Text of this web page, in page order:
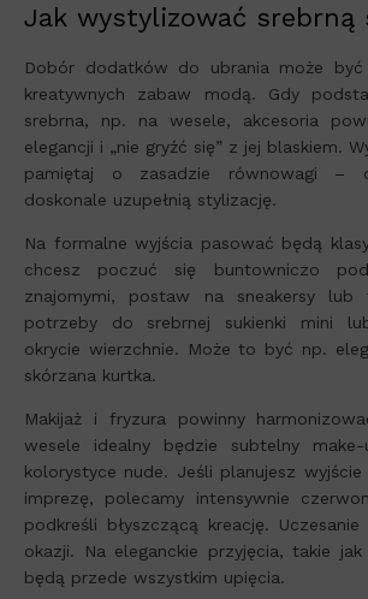
Jak wystylizować srebrną
Dobór dodatków do ubrania może
kreatywnych zabaw modą. Gdy
srebrna, np. na wesele, akcesoria
elegancji i „nie gryźć się” z jej blaskiem.
pamiętaj o zasadzie równowagi –
doskonale uzupełnią stylizację.
Na formalne wyjścia pasować będą
chcesz poczuć się buntowniczo
znajomymi, postaw na sneakersy lub
potrzeby do srebrnej sukienki mini
okrycie wierzchnie. Może to być np.
skórzana kurtka.
Makijaż i fryzura powinny
wesele idealny będzie subtelny
kolorystyce nude. Jeśli planujesz
imprezę, polecamy intensywnie
podkreśli błyszczącą kreację.
okazji. Na eleganckie przyjęcia, takie
będą przede wszystkim upięcia.